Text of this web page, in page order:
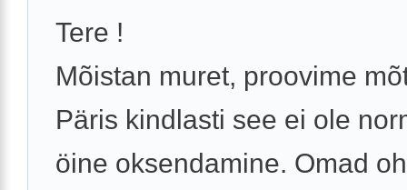
Tere !
Mõistan muret, proovime
Päris kindlasti see ei ole
öine oksendamine. Omad